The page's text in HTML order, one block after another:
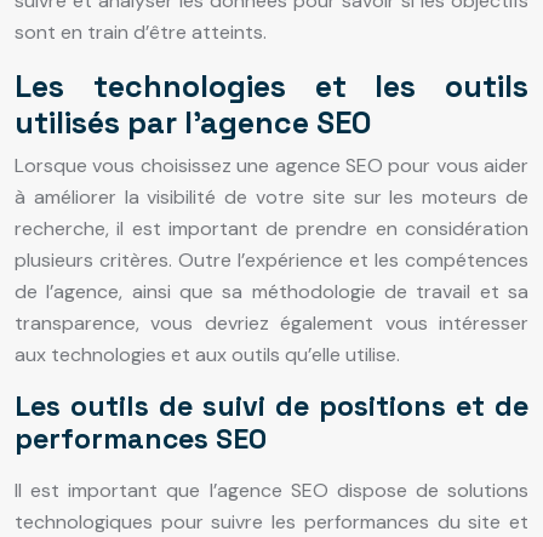
sont en train d’être atteints.
Les technologies et les outils
utilisés par l’agence SEO
Lorsque vous choisissez une agence SEO pour vous aider
à améliorer la visibilité de votre site sur les moteurs de
recherche, il est important de prendre en considération
plusieurs critères. Outre l’expérience et les compétences
de l’agence, ainsi que sa méthodologie de travail et sa
transparence, vous devriez également vous intéresser
aux technologies et aux outils qu’elle utilise.
Les outils de suivi de positions et de
performances SEO
Il est important que l’agence SEO dispose de solutions
technologiques pour suivre les performances du site et